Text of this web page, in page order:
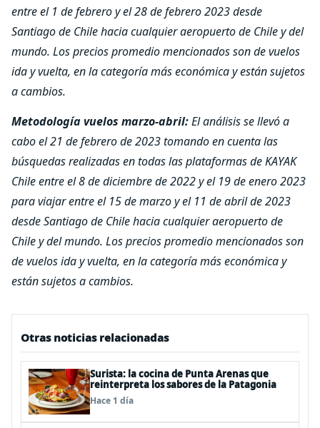
entre el 1 de febrero y el 28 de febrero 2023 desde
Santiago de Chile hacia cualquier aeropuerto de Chile y del
mundo. Los precios promedio mencionados son de vuelos
ida y vuelta, en la categoría más económica y están sujetos
a cambios.
Metodología vuelos marzo-abril:El análisis se llevó a
cabo el 21 de febrero de 2023 tomando en cuenta las
búsquedas realizadas en todas las plataformas de KAYAK
Chile entre el 8 de diciembre de 2022 y el 19 de enero 2023
para viajar entre el 15 de marzo y el 11 de abril de 2023
desde Santiago de Chile hacia cualquier aeropuerto de
Chile y del mundo. Los precios promedio mencionados son
de vuelos ida y vuelta, en la categoría más económica y
están sujetos a cambios.
Otras noticias relacionadas
Surista: la cocina de Punta Arenas que
reinterpreta los sabores de la Patagonia
Hace 1 día